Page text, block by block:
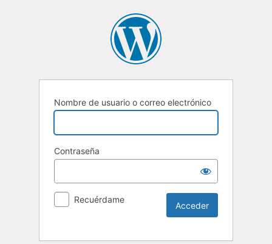
Nombre de usuario o correo electrónico
Contraseña
Recuérdame